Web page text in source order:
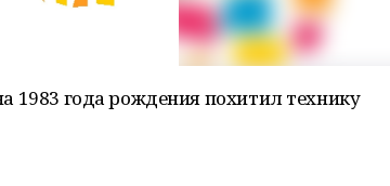
1983 года рождения похитил технику